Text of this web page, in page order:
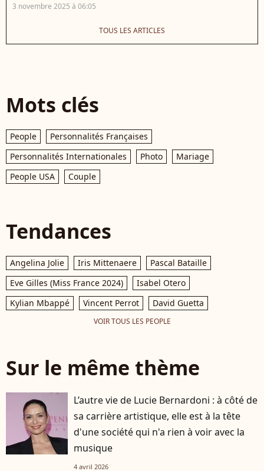
3 novembre 2025 à 06:05
TOUS LES ARTICLES
Mots clés
People
Personnalités Françaises
Personnalités Internationales
Photo
Mariage
People USA
Couple
Tendances
Angelina Jolie Iris Mittenaere
Pascal Bataille
Eve Gilles (Miss France 2024)
Isabel Otero
Kylian Mbappé
Vincent Perrot David Guetta
VOIR TOUS LES PEOPLE
Sur le même thème
L’autre vie de Lucie Bernardoni : à côté de
sa carrière artistique, elle est à la tête
d'une société qui n'a rien à voir avec la
musique
4 avril 2026